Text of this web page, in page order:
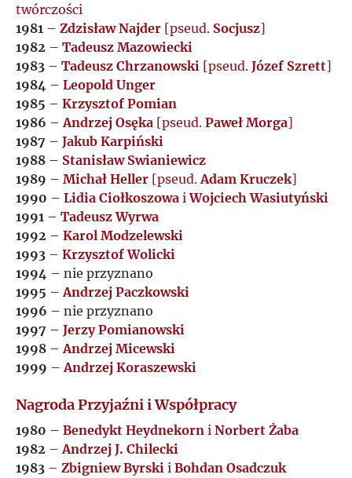
twórczości
1981 – Zdzisław Najder [pseud. Socjusz]
1982 – Tadeusz Mazowiecki
1983 – Tadeusz Chrzanowski [pseud. Józef Szrett]
1984 – Leopold Unger
1985 – Krzysztof Pomian
1986 –Andrzej Osęka [pseud. Paweł Morga]
1987 – Jakub Karpiński
1988 – Stanisław Swianiewicz
1989 – Michał Heller [pseud.Adam Kruczek]
1990 – Lidia Ciołkoszowa iWojciech Wasiutyński
1991 – Tadeusz Wyrwa
1992 – Karol Modzelewski
1993 – Krzysztof Wolicki
1994 – nie przyznano
1995 –Andrzej Paczkowski
1996 – nie przyznano
1997 – Jerzy Pomianowski
1998 –Andrzej Micewski
1999 –Andrzej Koraszewski
Nagroda Przyjaźni i Współpracy
1980 – Benedykt Heydnekorn i Norbert Żaba
1982 –Andrzej J. Chilecki
1983 – Zbigniew Byrski i Bohdan Osadczuk